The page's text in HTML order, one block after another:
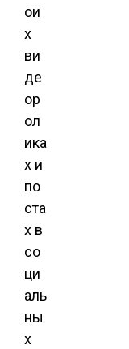
ои
х
ви
де
ор
ол
ика
х и
по
ста
х в
со
ци
аль
ны
х